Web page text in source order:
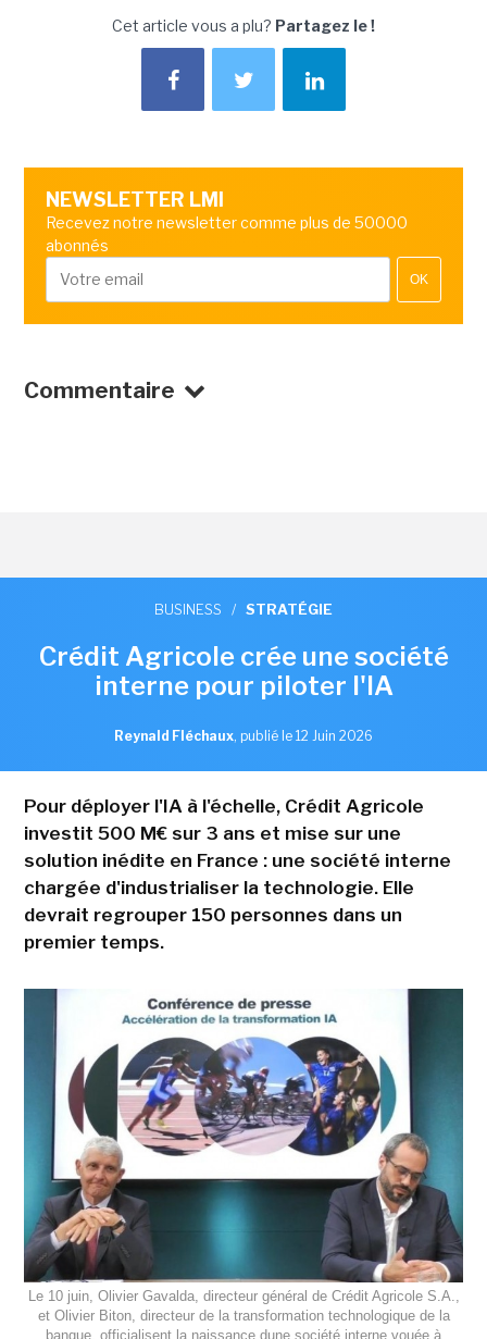
Cet article vous a plu? Partagez le !
NEWSLETTER LMI
Recevez notre newsletter comme plus de 50000
abonnés
OK
Commentaire
BUSINESS / STRATÉGIE
Crédit Agricole crée une société
interne pour piloter l'IA
Reynald Fléchaux, publié le 12 Juin 2026
Pour déployer l'IA à l'échelle, Crédit Agricole
investit 500 M€ sur 3 ans et mise sur une
solution inédite en France : une société interne
chargée d'industrialiser la technologie. Elle
devrait regrouper 150 personnes dans un
premier temps.
Le 10 juin, Olivier Gavalda, directeur général de Crédit Agricole S.A.,
et Olivier Biton, directeur de la transformation technologique de la
banque, officialisent la naissance dune société interne vouée à